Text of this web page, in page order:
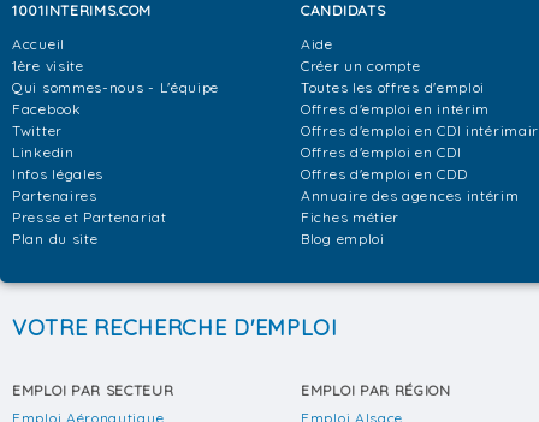
1001INTERIMS.COM
Accueil
1ère visite
Qui sommes-nous - L'équipe
Facebook
Twitter
Linkedin
Infos légales
Partenaires
Presse et Partenariat
Plan du site
CANDIDATS
Aide
Créer un compte
Toutes les offres d'emploi
Offres d'emploi en intérim
Offres d'emploi en CDI
Offres d'emploi en CDI
Offres d'emploi en CDD
Annuaire des agences intérim
Fiches métier
Blog emploi
VOTRE RECHERCHE D'EMPLOI
EMPLOI PAR SECTEUR
Emploi Aéronautique
EMPLOI PAR RÉGION
Emploi Alsace